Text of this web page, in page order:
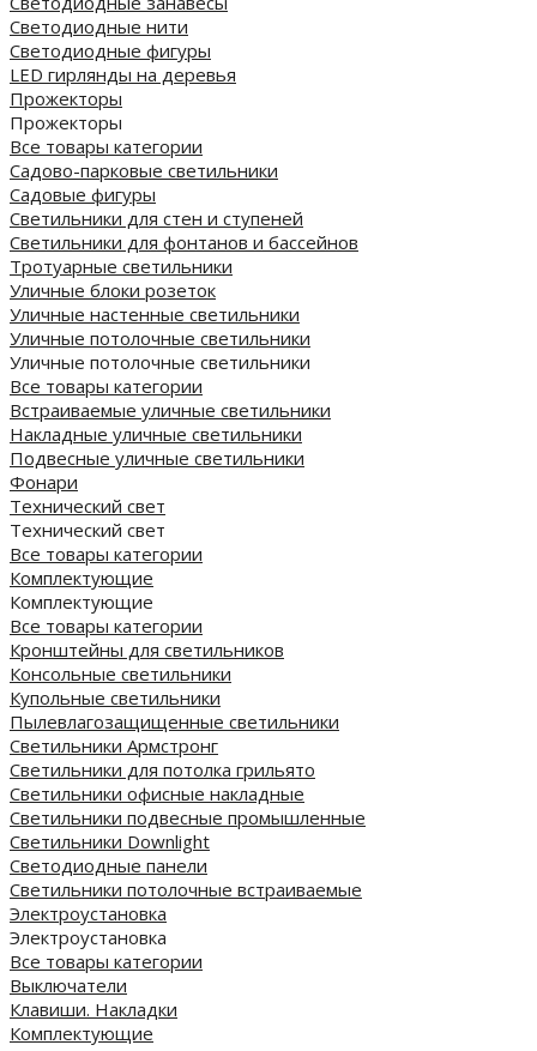
Светодиодные нити
Светодиодные фигуры
LED гирлянды на деревья
Прожекторы
Прожекторы
Все товары категории
Садово-парковые светильники
Садовые фигуры
Светильники для стен и ступеней
Светильники для фонтанов и бассейнов
Тротуарные светильники
Уличные блоки розеток
Уличные настенные светильники
Уличные потолочные светильники
Уличные потолочные светильники
Все товары категории
Встраиваемые уличные светильники
Накладные уличные светильники
Подвесные уличные светильники
Фонари
Технический свет
Технический свет
Все товары категории
Комплектующие
Комплектующие
Все товары категории
Кронштейны для светильников
Консольные светильники
Купольные светильники
Пылевлагозащищенные светильники
Светильники Армстронг
Светильники для потолка грильято
Светильники офисные накладные
Светильники подвесные промышленные
Светильники Downlight
Светодиодные панели
Cветильники потолочные встраиваемые
Электроустановка
Электроустановка
Все товары категории
Выключатели
Клавиши. Накладки
Комплектующие